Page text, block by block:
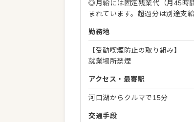
◎月給には固定残業代（月45時
まれています。超過分は別途支給
勤務地
【受動喫煙防止の取り組み】
就業場所禁煙
アクセス・最寄駅
河口湖からクルマで15分
交通手段